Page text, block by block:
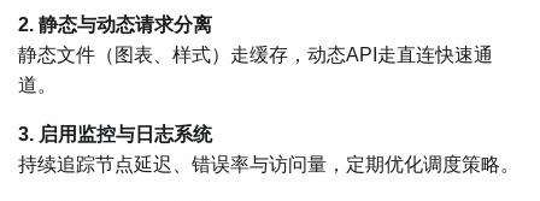
2. 静态与动态请求分离
静态文件（图表、样式）走缓存，动态API走直连快速通
道。
3. 启用监控与日志系统
持续追踪节点延迟、错误率与访问量，定期优化调度策略。